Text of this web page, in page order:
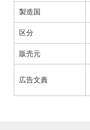
製造国
区分
販売元
広告文責